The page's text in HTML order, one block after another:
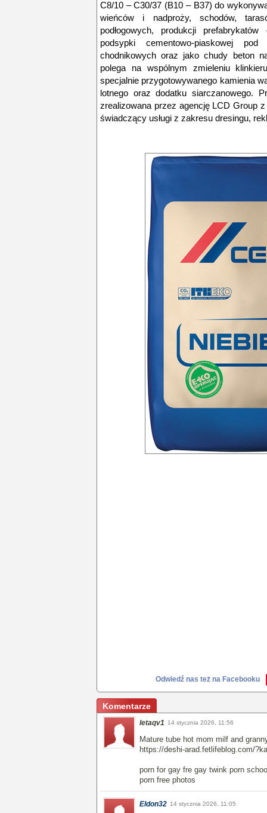
C8/10 – C30/37 (B10 – B37) do
wieńców i nadproży, schodów,
podłogowych, produkcji
podsypki cementowo-piaskowej
chodnikowych oraz jako chudy beton
polega na wspólnym zmieleniu
specjalnie przygotowywanego kamienia
lotnego oraz dodatku siarczanowego.
zrealizowana przez agencję LCD Group
świadczący usługi z zakresu dresingu,
Odwiedź nas też na Facebooku
Komentarze
letaqv1 14 stycznia 2026, 11:56
Mature tube hot mom milf and
https://deshi-arad.fetlifeblog.com/
porn for gay fre gay twink porn
porn free photos
Eldon32 14 stycznia 2026, 11:05